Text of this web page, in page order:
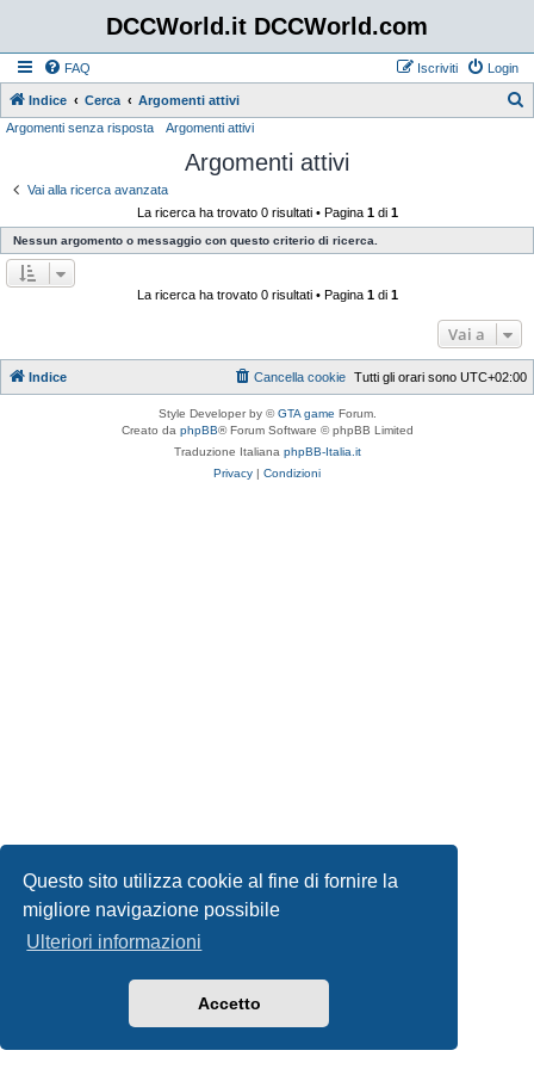
Questo sito utilizza cookie al fine di fornire la
migliore navigazione possibile
Ulteriori informazioni
Accetto
DCCWorld.it DCCWorld.com
FAQ Login
Iscriviti
Indice Cerca Argomenti attivi
Argomenti senza risposta Argomenti attivi
Argomenti attivi
Vai alla ricerca avanzata
La ricerca ha trovato 0 risultati • Pagina 1di 1
Nessun argomento o messaggio con questo criterio di ricerca.
La ricerca ha trovato 0 risultati • Pagina 1di 1
Vai a
Indice Tutti gli orari sono UTC+02:00
Cancella cookie
Style Developer by ©GTA game Forum.
Creato da phpBB® Forum Software © phpBB Limited
Traduzione Italiana phpBB-Italia.it
Privacy | Condizioni